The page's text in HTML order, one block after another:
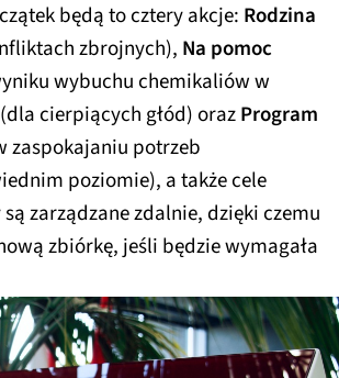
będą to cztery akcje: Rodzina
zbrojnych), Na pomoc
wybuchu chemikaliów w
(dla cierpiących głód) orazProgram
zaspokajaniu potrzeb
poziomie), a także cele
zarządzane zdalnie, dzięki czemu
zbiórkę, jeśli będzie wymagała